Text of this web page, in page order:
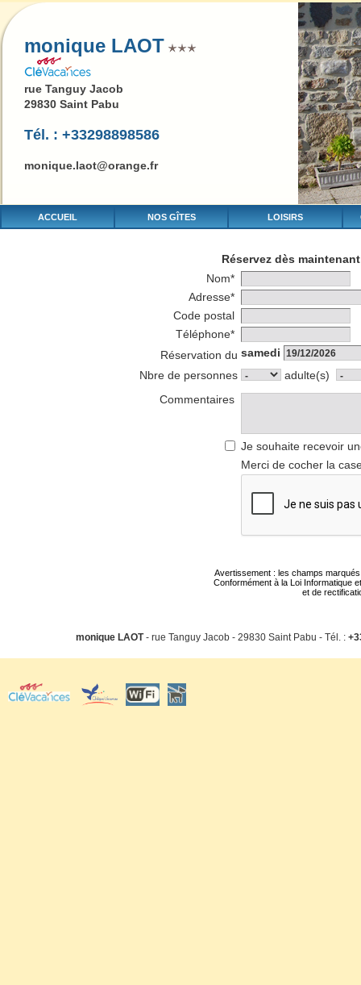
monique LAOT
rue Tanguy Jacob
29830 Saint Pabu
Tél. : +33298898586
monique.laot@orange.fr
ACCUEIL NOS GÎTES LOISIRS
Réservez dès
Nom*
Adresse*
Code postal
Téléphone*
Réservation du samedi
Nbre de personnes
adulte(s)
Commentaires
Je souhaite recevoir
Merci de cocher la
Avertissement : les champs
Conformément à la Loi Informatique
et de
monique LAOT- rue Tanguy Jacob - 29830 Saint Pabu - Tél. :